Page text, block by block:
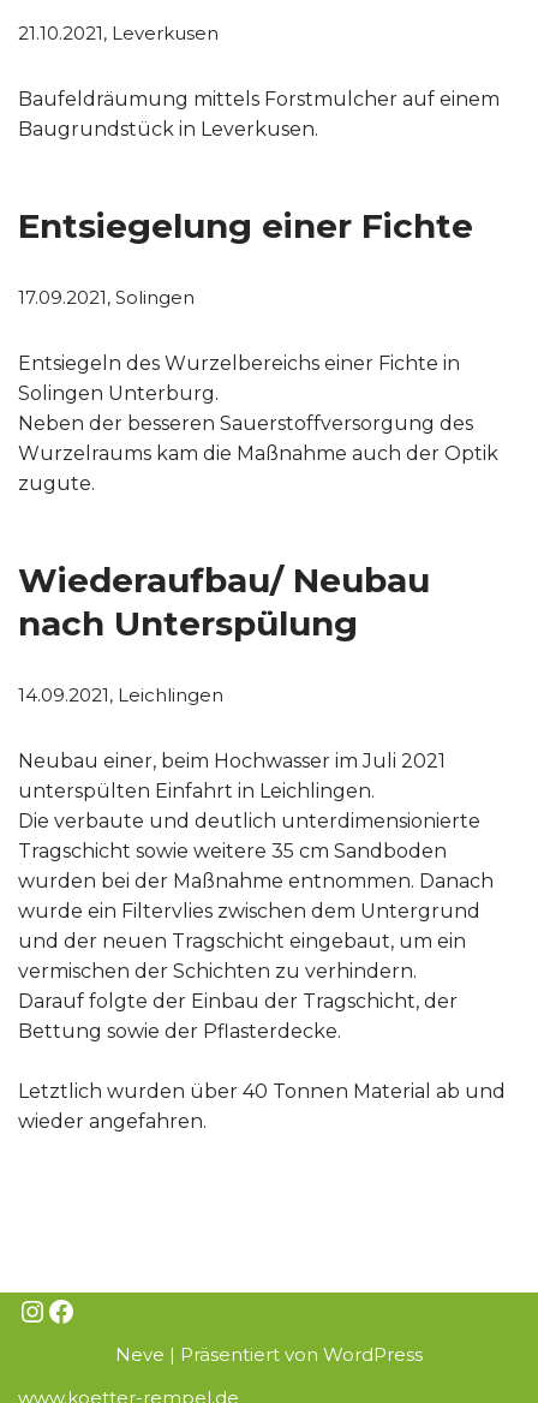
21.10.2021, Leverkusen
Baufeldräumung mittels Forstmulcher auf einem
Baugrundstück in Leverkusen.
Entsiegelung einer Fichte
17.09.2021, Solingen
Entsiegeln des Wurzelbereichs einer Fichte in
Solingen Unterburg.
Neben der besseren Sauerstoffversorgung des
Wurzelraums kam die Maßnahme auch der Optik
zugute.
Wiederaufbau/ Neubau
nach Unterspülung
14.09.2021, Leichlingen
Neubau einer, beim Hochwasser im Juli 2021
unterspülten Einfahrt in Leichlingen.
Die verbaute und deutlich unterdimensionierte
Tragschicht sowie weitere 35 cm Sandboden
wurden bei der Maßnahme entnommen. Danach
wurde ein Filtervlies zwischen dem Untergrund
und der neuen Tragschicht eingebaut, um ein
vermischen der Schichten zu verhindern.
Darauf folgte der Einbau der Tragschicht, der
Bettung sowie der Pflasterdecke.
Letztlich wurden über 40 Tonnen Material ab und
wieder angefahren.
Neve | Präsentiert von WordPress
www.koetter-rempel.de